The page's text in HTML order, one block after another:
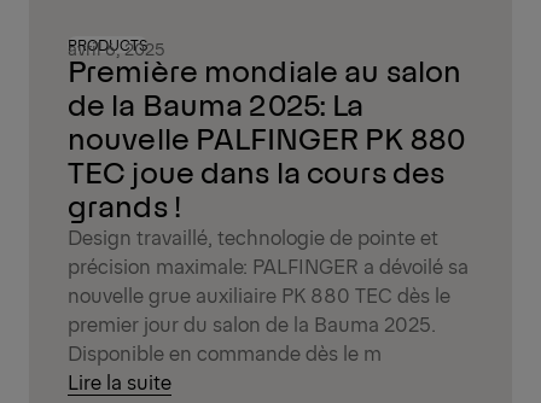
Première mondiale au salon
de la Bauma 2025: La
nouvelle PALFINGER PK 880
TEC joue dans la cours des
grands !
PRODUCTS
avril 6, 2025
Design travaillé, technologie de pointe et
précision maximale: PALFINGER a dévoilé sa
nouvelle grue auxiliaire PK 880 TEC dès le
premier jour du salon de la Bauma 2025.
Disponible en commande dès le m
Lire la suite